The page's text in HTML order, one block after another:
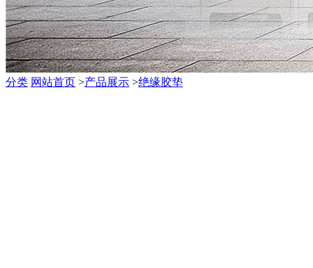
分类 网站首页 >产品展示 >绝缘胶垫